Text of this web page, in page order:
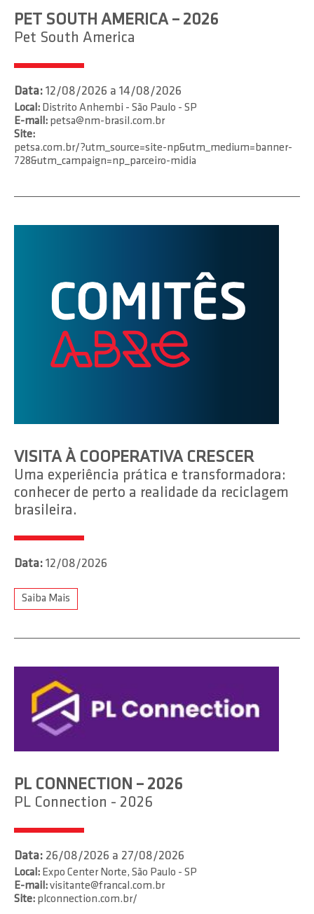
PET SOUTH AMERICA – 2026
Pet South America
Data: 12/08/2026 a 14/08/2026
Local: Distrito Anhembi - São Paulo - SP
E-mail: petsa@nm-brasil.com.br
Site:
petsa.com.br/?utm_source=site-np&utm_medium=banner-
728&utm_campaign=np_parceiro-midia
VISITA À COOPERATIVA CRESCER
Uma experiência prática e transformadora:
conhecer de perto a realidade da reciclagem
brasileira.
Data: 12/08/2026
Saiba Mais
PL CONNECTION – 2026
PL Connection - 2026
Data: 26/08/2026 a 27/08/2026
Local: Expo Center Norte, São Paulo - SP
E-mail:visitante@francal.com.br
Site: plconnection.com.br/